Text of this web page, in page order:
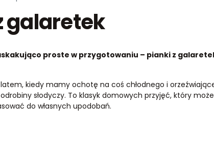
galaretek
proste w przygotowaniu – pianki z
kiedy mamy ochotę na coś chłodnego i
słodyczy. To klasyk domowych przyjęć, który
do własnych upodobań.